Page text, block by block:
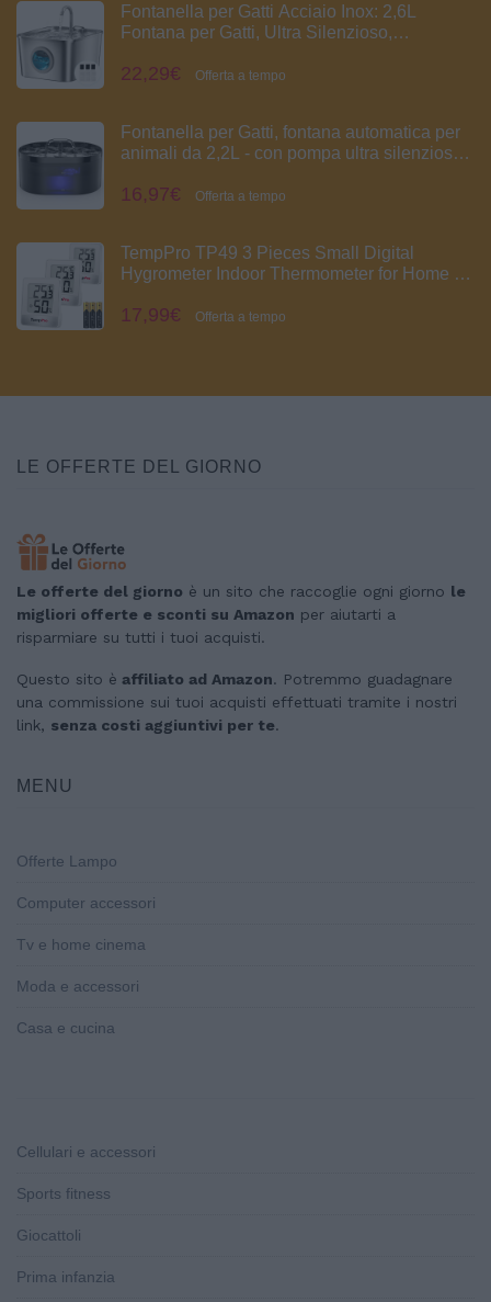
Fontanella per Gatti Acciaio Inox: 2,6L
Fontana per Gatti, Ultra Silenzioso,
Fontanella Gatto con Rubinetto 3 Filtri e 3
22,29€ Offerta a tempo
Fontanella per Gatti, fontana automatica per
animali da 2,2L - con pompa ultra silenziosa
interni per gatti, cani, Super Silenziosa
16,97€ Offerta a tempo
TempPro TP49 3 Pieces Small Digital
Hygrometer Indoor Thermometer for Home |
Humidity Monitor, for Home Office Comfort
17,99€ Offerta a tempo
LE OFFERTE DEL GIORNO
Le offerte del giorno è un sito che raccoglie ogni giorno le
migliori offerte e sconti su Amazon per aiutarti a
risparmiare su tutti i tuoi acquisti.
Questo sito è affiliato ad Amazon. Potremmo guadagnare
una commissione sui tuoi acquisti effettuati tramite i nostri
link, senza costi aggiuntivi per te.
MENU
Offerte Lampo
Computer accessori
Tv e home cinema
Moda e accessori
Casa e cucina
Cellulari e accessori
Sports fitness
Giocattoli
Prima infanzia